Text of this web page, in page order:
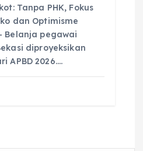
Tanpa PHK, Fokus
dan Optimisme
Belanja pegawai
diproyeksikan
APBD 2026.…